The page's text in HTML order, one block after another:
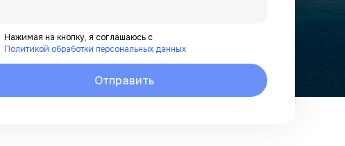
Нажимая на кнопку, я соглашаюсь с
Политикой обработки персональных данных
Отправить